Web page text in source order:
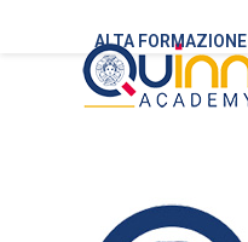
ALTA FORMAZIONE